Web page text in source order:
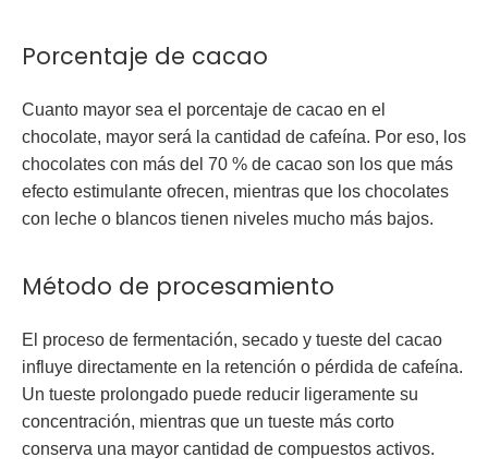
Porcentaje de cacao
Cuanto mayor sea el porcentaje de cacao en el
chocolate, mayor será la cantidad de cafeína. Por eso, los
chocolates con más del 70 % de cacao son los que más
efecto estimulante ofrecen, mientras que los chocolates
con leche o blancos tienen niveles mucho más bajos.
Método de procesamiento
El proceso de fermentación, secado y tueste del cacao
influye directamente en la retención o pérdida de cafeína.
Un tueste prolongado puede reducir ligeramente su
concentración, mientras que un tueste más corto
conserva una mayor cantidad de compuestos activos.